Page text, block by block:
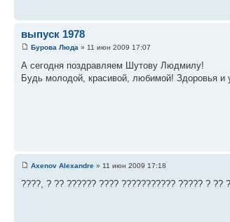
выпуск 1978
Бурова Люда » 11 июн 2009 17:07
А сегодня поздравляем Шутову Людмилу!
Будь молодой, красивой, любимой! Здоровья и
Axenov Alexandre » 11 июн 2009 17:18
????, ? ?? ?????? ???? ??????????? ????? ? ??